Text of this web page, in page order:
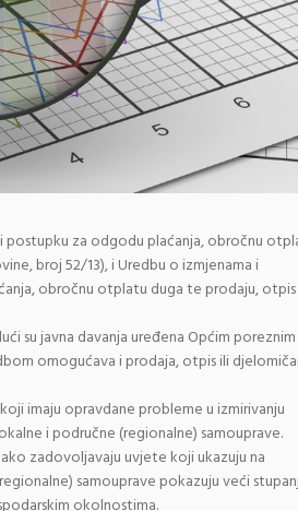
postupku za odgodu plaćanja, obročnu
broj 52/13), i Uredbu o izmjenama i
obročnu otplatu duga te prodaju,
su javna davanja uređena Općim poreznim
omogućava i prodaja, otpis ili
imaju opravdane probleme u izmirivanju
i područne (regionalne) samouprave.
zadovoljavaju uvjete koji ukazuju na
samouprave pokazuju veći
okolnostima.